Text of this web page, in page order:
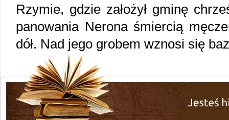
Rzymie, gdzie założył gminę
panowania Nerona śmiercią
dół. Nad jego grobem wznosi się